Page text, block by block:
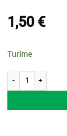
1,50 €
Turime
produkto kiekis: